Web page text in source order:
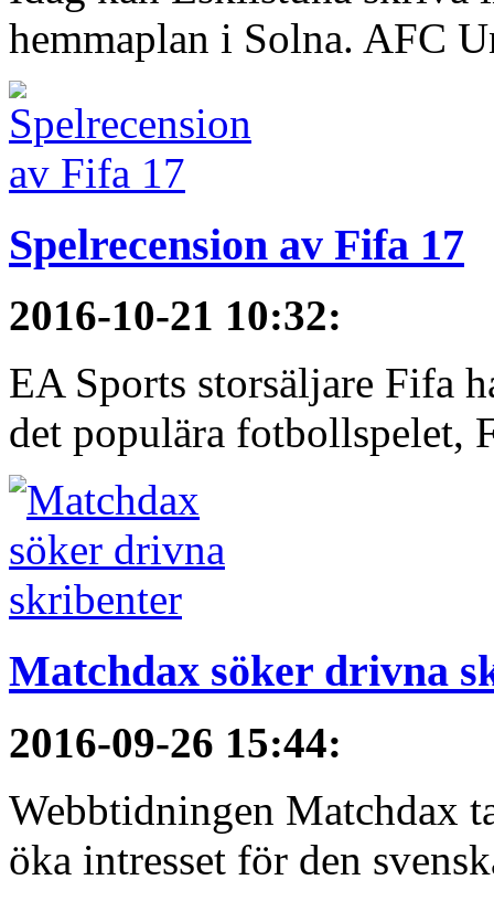
hemmaplan i Solna. AFC
Spelrecension av Fifa 17
2016-10-21 10:32:
EA Sports storsäljare Fifa
det populära fotbollspelet,
Matchdax söker drivna
2016-09-26 15:44:
Webbtidningen Matchdax
öka intresset för den